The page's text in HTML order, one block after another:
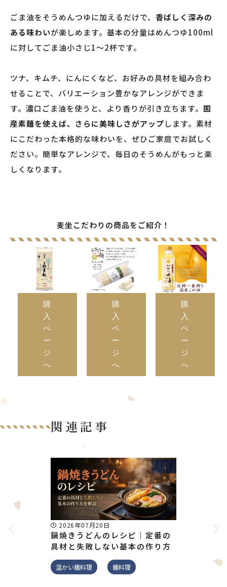
ごま油をそうめんつゆに加えるだけで、 香ばしく深みの
ある味わいが楽しめます。基本の分量はめんつゆ100ml
に対してごま油小さじ1〜2杯です。
ツナ、キムチ、にんにくなど、お好みの具材を組み合わ
せることで、バリエーション豊かなアレンジができま
す。濃口ごま油を使うと、より香りが引き立ちます。 国
産素麺を使えば、さらに美味しさがアップします。素材
にこだわった本格的な味わいを、ぜひご家庭でお試しく
ださい。簡単なアレンジで、毎日のそうめんがもっと楽
しくなります。
麦坐こだわりの商品をご紹介！
購
入
ペ
ー
ジ
へ
購
入
ペ
ー
ジ
へ
購
入
ペ
ー
ジ
へ
関連記事
2026年07月20日
鍋焼きうどんのレシピ｜定番の
具材と失敗しない基本の作り方
温かい麺料理 麺料理